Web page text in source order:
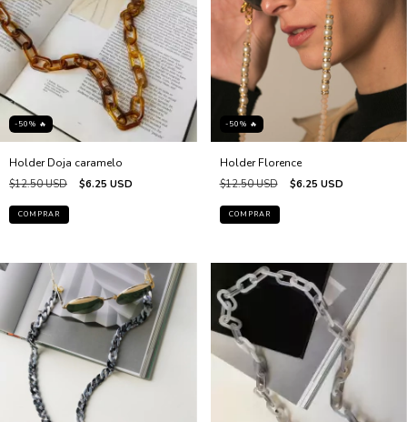
-50% 🔥
Holder Doja caramelo
$12.50 USD $6.25 USD
-50% 🔥
Holder Florence
$12.50 USD $6.25 USD